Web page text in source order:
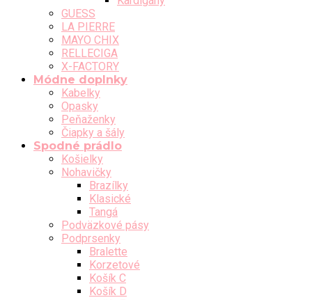
GUESS
LA PIERRE
MAYO CHIX
RELLECIGA
X-FACTORY
Módne doplnky
Kabelky
Opasky
Peňaženky
Čiapky a šály
Spodné prádlo
Košielky
Nohavičky
Brazílky
Klasické
Tangá
Podväzkové pásy
Podprsenky
Bralette
Korzetové
Košík C
Košík D